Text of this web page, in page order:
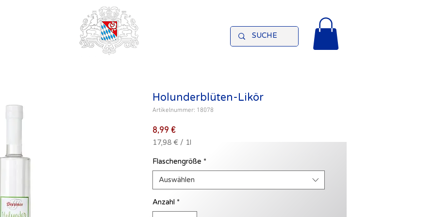
Holunderblüten-Likör
Artikelnummer: 18078
8,99 €Preis
17,98 € / 1l
pro
1
Liter
Flaschengröße *
Auswählen
Anzahl *